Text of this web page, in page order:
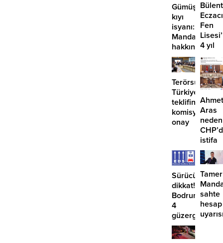
Gümüşlük’te
kıyı
isyanı:
Mandalinci
hakkında
suç
duyurusu
Bülent
Fen
4 yıl
geçti,
hâlâ
proje
Terörsüz
Türkiye
teklifine
komisyondan
onay
Ahmet
Aras
neden
istifa
Sürücüler
dikkat!
Bodrum’da
4
güzergahta
EDS
başlıyor
Tamer
sahte
hesap